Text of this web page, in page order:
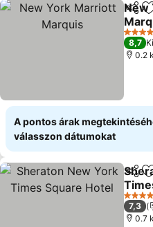
New
Árak
5
8,7
0.2
A pontos árak
válasszon dátumokat
Árak
4
7,3
0.7